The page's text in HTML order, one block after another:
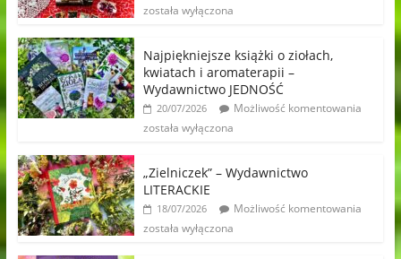
została wyłączona
Najpiękniejsze książki o ziołach,
kwiatach i aromaterapii –
Wydawnictwo JEDNOŚĆ
20/07/2026
Możliwość komentowania
została wyłączona
„Zielniczek” – Wydawnictwo
LITERACKIE
18/07/2026
Możliwość komentowania
została wyłączona